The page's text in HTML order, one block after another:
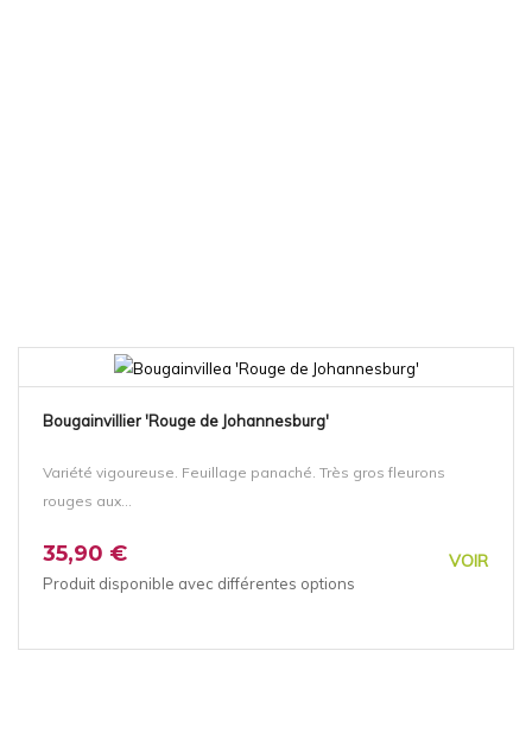
Bougainvillier 'Rouge de Johannesburg'
Variété vigoureuse. Feuillage panaché. Très gros fleurons
rouges aux...
35,90 € VOIR
Produit disponible avec différentes options